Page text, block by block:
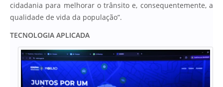
cidadania para melhorar o trânsito e, consequentemente, a
qualidade de vida da população”.
TECNOLOGIA APLICADA